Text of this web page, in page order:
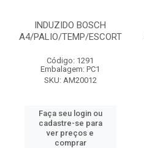
INDUZIDO BOSCH
A4/PALIO/TEMP/ESCORT
Código: 1291
Embalagem: PC1
SKU: AM20012
Faça seu login ou
cadastre-se para
ver preços e
comprar